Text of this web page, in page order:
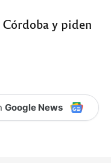
y piden
Google News